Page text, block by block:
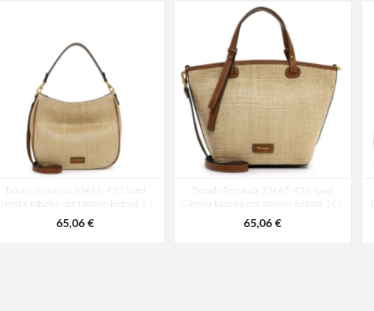
Tamaris Fernanda 33666-420 Sand
Dámska kabelka cez rameno béžová 9 L
65,06 €
Tamaris Fernanda 33665-420 Sand
Dámska kabelka cez rameno béžová 16 L
65,06 €